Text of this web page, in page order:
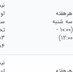
هرهفته
سه شنبه
(10:00 -
12:00)